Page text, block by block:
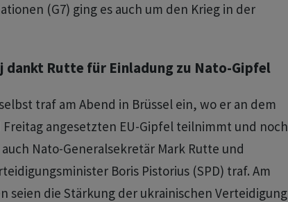
(G7) ging es auch um den Krieg in der
dankt Rutte für Einladung zu Nato-Gipfel
traf am Abend in Brüssel ein, wo er an dem
Freitag angesetzten EU-Gipfel teilnimmt und noch
Nato-Generalsekretär Mark Rutte und
Boris Pistorius (SPD) traf. Am
seien die Stärkung der ukrainischen Verteidigung